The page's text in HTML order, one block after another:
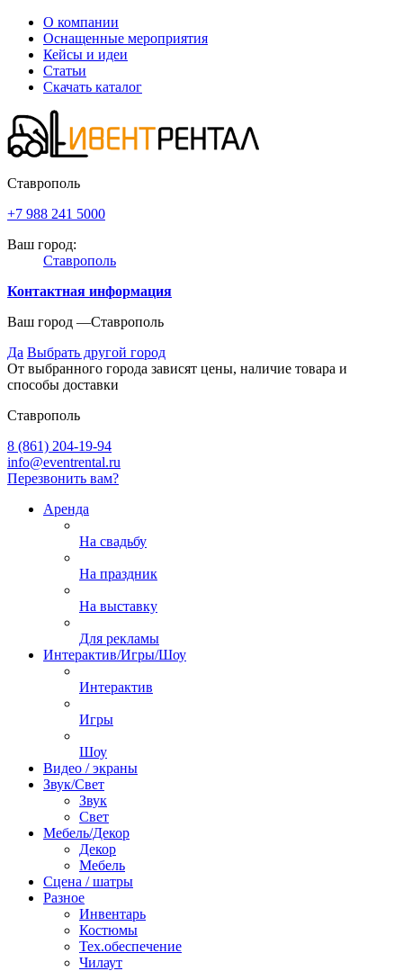
О компании
Оснащенные мероприятия
Кейсы и идеи
Статьи
Скачать каталог
Ставрополь
+7 988 241 5000
Ваш город:
Ставрополь
Контактная информация
Ваш город —Ставрополь
Да Выбрать другой город
От выбранного города зависят цены, наличие товара и
способы доставки
Ставрополь
8 (861) 204-19-94
info@eventrental.ru
Перезвонить вам?
Аренда
На свадьбу
На праздник
На выставку
Для рекламы
Интерактив/Игры/Шоу
Интерактив
Игры
Шоу
Видео / экраны
Звук/Свет
Звук
Свет
Мебель/Декор
Декор
Мебель
Сцена / шатры
Разное
Инвентарь
Костюмы
Тех.обеспечение
Чилаут